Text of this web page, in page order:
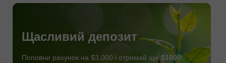
Щасливий депозит
Поповни рахунок на $3,000 і отримай ще$1000!